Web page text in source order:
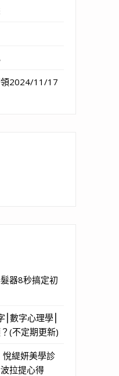
領2024/11/17
器8秒搞定初
⎮數字心理學⎮
(不定期更新)
悅緹妍美學診
拉提心得